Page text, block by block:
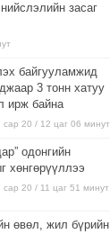
засаг
байгууламжид
3 тонн хатуу
ирж байна
20 / 12 цаг 06 минут
одонгийн
хөнгөрүүллээ
20 / 11 цаг 51 минут
өвөл, жил бүрийн